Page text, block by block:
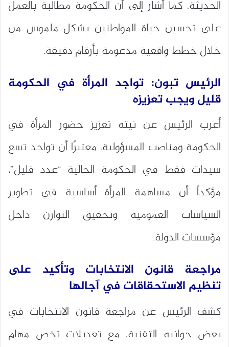
الحديثة. كما أشار إلى أن الحكومة مطالبة بالعمل
على تحسين حياة المواطنين بشكل ملموس من
خلال خطط واقعية مدعومة بأرقام دقيقة.
الرئيس تبون: تواجد المرأة في الحكومة
قليل ويجب تعزيزه
أعرب الرئيس عن نيته تعزيز حضور المرأة في
الحكومة ومناصب المسؤولية، معتبرًا أن تواجد تسع
سيدات فقط في الحكومة الحالية “عدد قليل”،
مؤكداً أن مساهمة المرأة أساسية في تطوير
السياسات العمومية وتحقيق التوازن داخل
مؤسسات الدولة.
مراجعة قانون الانتخابات وتأكيد على
تنظيم الاستحقاقات في آجالها
كشف الرئيس عن مراجعة قانون الانتخابات في
بعض جوانبه التقنية، مع تعديلات تخص مهام